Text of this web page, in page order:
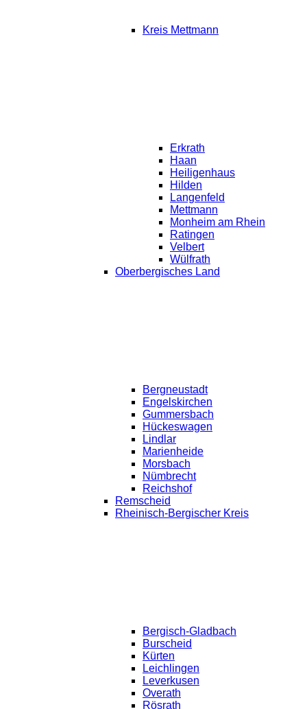
Kreis Mettmann
Erkrath
Haan
Heiligenhaus
Hilden
Langenfeld
Mettmann
Monheim am Rhein
Ratingen
Velbert
Wülfrath
Oberbergisches Land
Bergneustadt
Engelskirchen
Gummersbach
Hückeswagen
Lindlar
Marienheide
Morsbach
Nümbrecht
Reichshof
Remscheid
Rheinisch-Bergischer Kreis
Bergisch-Gladbach
Burscheid
Kürten
Leichlingen
Leverkusen
Overath
Rösrath